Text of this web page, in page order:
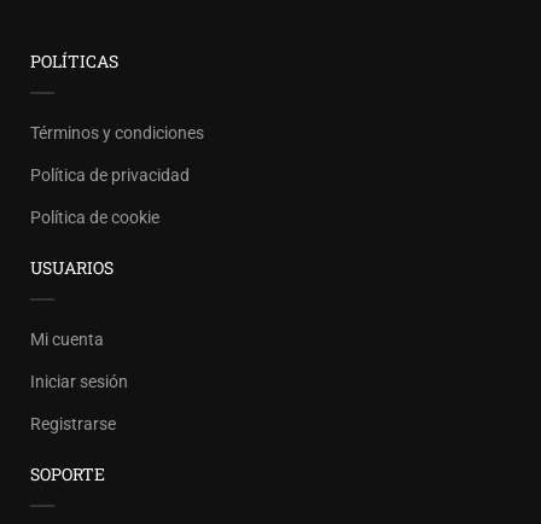
POLÍTICAS
Términos y condiciones
Política de privacidad
Política de cookie
USUARIOS
Mi cuenta
Iniciar sesión
Registrarse
SOPORTE